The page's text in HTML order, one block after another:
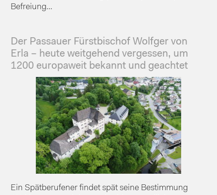
Befreiung...
Der Passauer Fürstbischof Wolfger von
Erla – heute weitgehend vergessen, um
1200 europaweit bekannt und geachtet
Ein Spätberufener findet spät seine Bestimmung